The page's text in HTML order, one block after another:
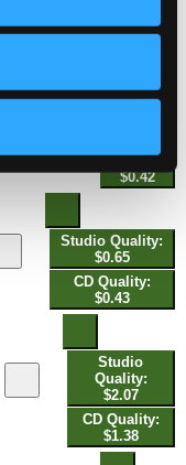
$0.26
Studio
Quality:
Quality:
$0.42
Studio Quality:
$0.65
CD Quality:
$0.43
Studio
Quality:
$2.07
CD Quality:
$1.38